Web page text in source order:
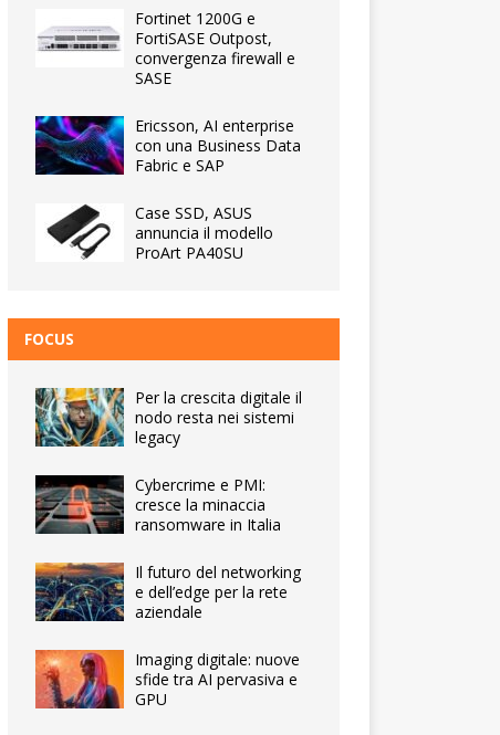
Fortinet 1200G e
FortiSASE Outpost,
convergenza firewall e
SASE
Ericsson, AI enterprise
con una Business Data
Fabric e SAP
Case SSD, ASUS
annuncia il modello
ProArt PA40SU
FOCUS
Per la crescita digitale il
nodo resta nei sistemi
legacy
Cybercrime e PMI:
cresce la minaccia
ransomware in Italia
Il futuro del networking
e dell’edge per la rete
aziendale
Imaging digitale: nuove
sfide tra AI pervasiva e
GPU